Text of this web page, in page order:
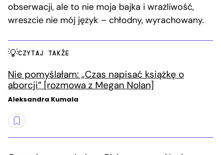
obserwacji, ale to nie moja bajka i wrażliwość,
wreszcie nie mój język – chłodny, wyrachowany.
CZYTAJ TAKŻE
Nie pomyślałam: „Czas napisać książkę o
aborcji” [rozmowa z Megan Nolan]
Aleksandra Kumala